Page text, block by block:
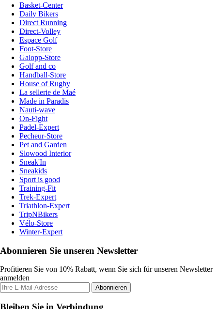
Basket-Center
Daily Bikers
Direct Running
Direct-Volley
Espace Golf
Foot-Store
Galopp-Store
Golf and co
Handball-Store
House of Rugby
La sellerie de Maé
Made in Paradis
Nauti-wave
On-Fight
Padel-Expert
Pecheur-Store
Pet and Garden
Slowood Interior
Sneak'In
Sneakids
Sport is good
Training-Fit
Trek-Expert
Triathlon-Expert
TripNBikers
Vélo-Store
Winter-Expert
Abonnieren Sie unseren Newsletter
Profitieren Sie von 10% Rabatt, wenn Sie sich für unseren Newsletter
anmelden
Abonnieren
Bleiben Sie in Verbindung